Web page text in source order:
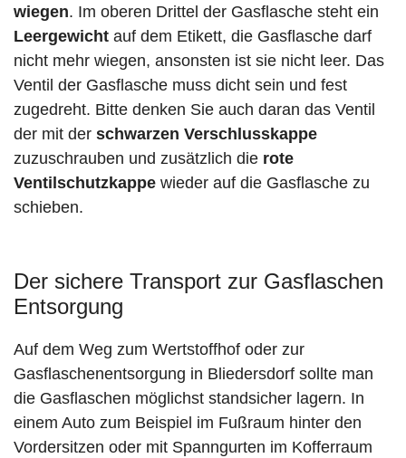
wiegen. Im oberen Drittel der Gasflasche steht ein
Leergewicht auf dem Etikett, die Gasflasche darf
nicht mehr wiegen, ansonsten ist sie nicht leer. Das
Ventil der Gasflasche muss dicht sein und fest
zugedreht. Bitte denken Sie auch daran das Ventil
der mit der schwarzen Verschlusskappe
zuzuschrauben und zusätzlich die rote
Ventilschutzkappe wieder auf die Gasflasche zu
schieben.
Der sichere Transport zur Gasflaschen
Entsorgung
Auf dem Weg zum Wertstoffhof oder zur
Gasflaschenentsorgung in Bliedersdorf sollte man
die Gasflaschen möglichst standsicher lagern. In
einem Auto zum Beispiel im Fußraum hinter den
Vordersitzen oder mit Spanngurten im Kofferraum